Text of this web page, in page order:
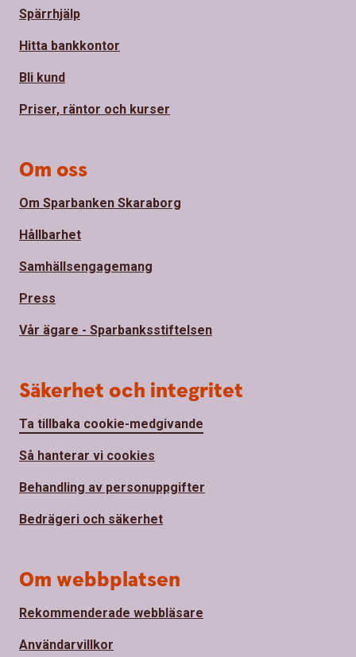
Spärrhjälp
Hitta bankkontor
Bli kund
Priser, räntor och kurser
Om oss
Om Sparbanken Skaraborg
Hållbarhet
Samhällsengagemang
Press
Vår ägare - Sparbanksstiftelsen
Säkerhet och integritet
Ta tillbaka cookie-medgivande
Så hanterar vi cookies
Behandling av personuppgifter
Bedrägeri och säkerhet
Om webbplatsen
Rekommenderade webbläsare
Användarvillkor